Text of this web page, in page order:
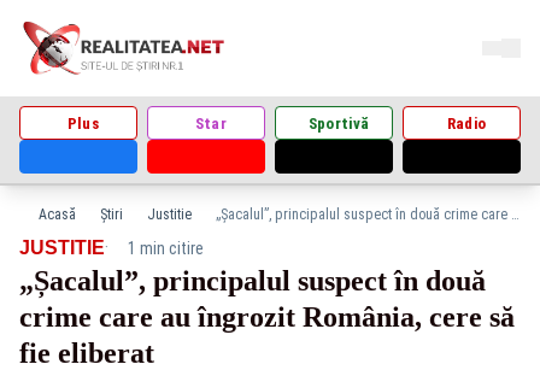
Plus Star Sportivă Radio
Acasă Știri Justitie „Șacalul”, principalul suspect în două crime care au îngrozit România, cere să fie eliberat
JUSTITIE· 1 min citire
„Șacalul”, principalul suspect în două
crime care au îngrozit România, cere să
fie eliberat